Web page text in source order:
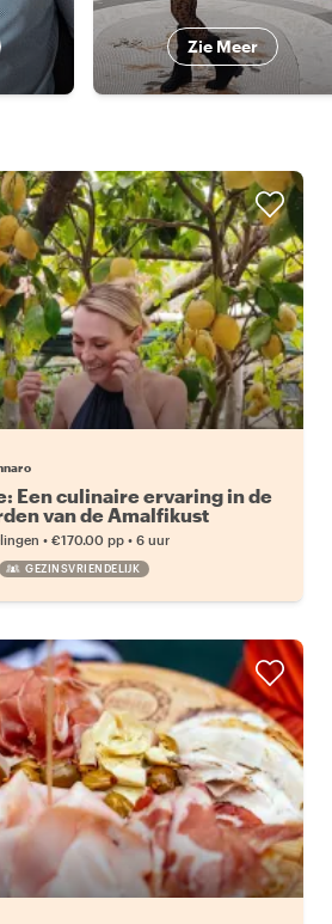
Zie Meer
Een culinaire ervaring in de
van de Amalfikust
• €170.00 pp • 6 uur
GEZINSVRIENDELIJK